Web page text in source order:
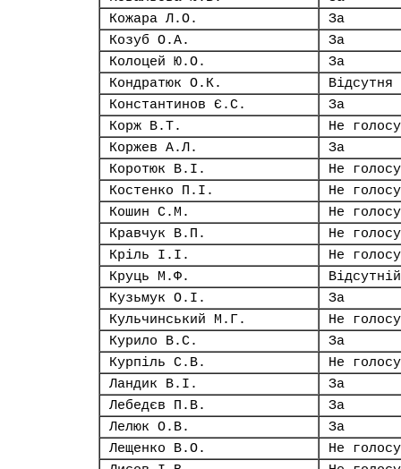
Кожара Л.О.
За
Козуб О.А.
За
Колоцей Ю.О.
За
Кондратюк О.К.
Відсутня
Константинов Є.С.
За
Корж В.Т.
Не
Коржев А.Л.
За
Коротюк В.І.
Не
Костенко П.І.
Не
Кошин С.М.
Не
Кравчук В.П.
Не
Кріль І.І.
Не
Круць М.Ф.
Відсутній
Кузьмук О.І.
За
Кульчинський М.Г.
Не
Курило В.С.
За
Курпіль С.В.
Не
Ландик В.І.
За
Лебедєв П.В.
За
Лелюк О.В.
За
Лещенко В.О.
Не